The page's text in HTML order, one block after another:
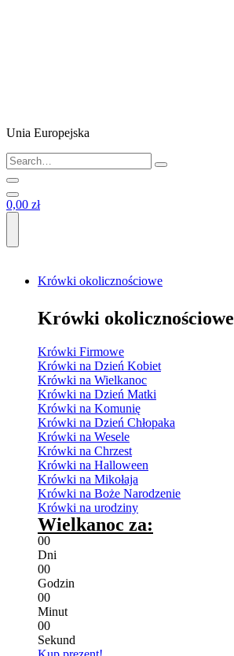
Unia Europejska
0,00 zł
Krówki okolicznościowe
Krówki okolicznościowe
Krówki Firmowe
Krówki na Dzień Kobiet
Krówki na Wielkanoc
Krówki na Dzień Matki
Krówki na Komunię
Krówki na Dzień Chłopaka
Krówki na Wesele
Krówki na Chrzest
Krówki na Halloween
Krówki na Mikołaja
Krówki na Boże Narodzenie
Krówki na urodziny
Wielkanoc za:
00
Dni
00
Godzin
00
Minut
00
Sekund